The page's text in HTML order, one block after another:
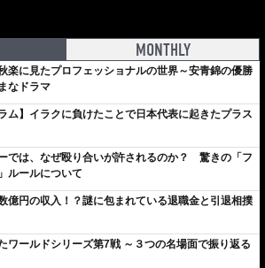
MONTHLY
楽に見たプロフェッショナルの世界～安青錦の優勝
なドラマ
ム】イラクに負けたことで日本代表に起きたプラス
では、なぜ殴り合いが許されるのか？ 驚きの「フ
ルールについて
億円の収入！？謎に包まれている退職金と引退相撲
ワールドシリーズ第7戦 ～３つの名場面で振り返る